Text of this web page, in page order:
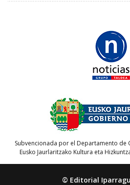
Subvencionada por el Departamento de
Eusko Jaurlaritzako Kultura eta
© Editorial